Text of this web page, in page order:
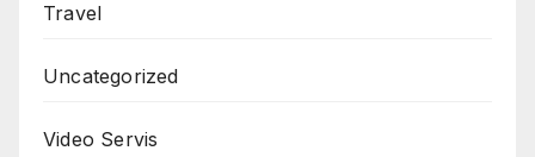
Travel
Uncategorized
Video Servis